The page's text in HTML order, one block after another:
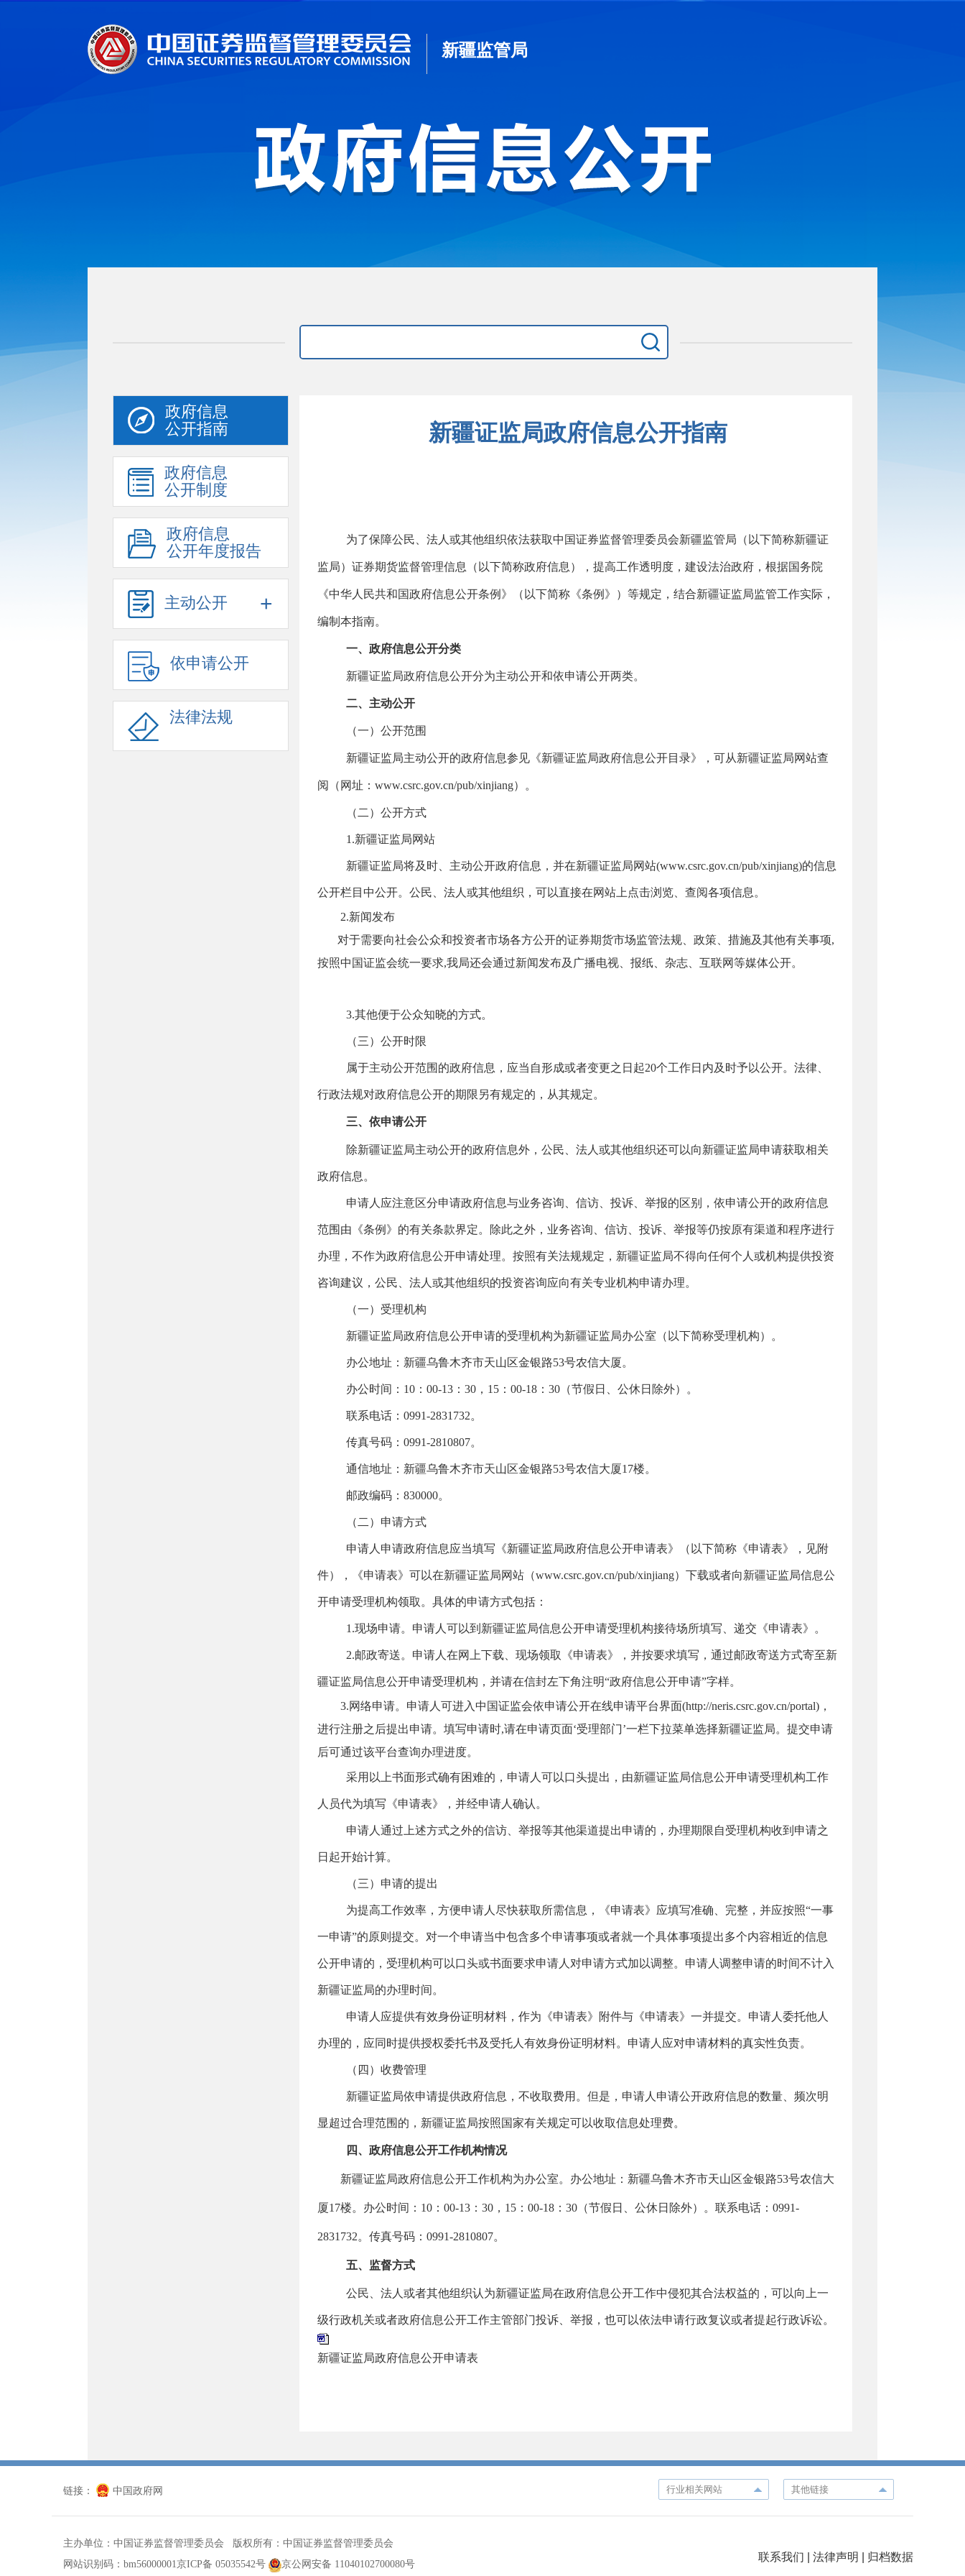
新疆监管局
政府信息
公开指南
政府信息
公开制度
政府信息
公开年度报告
主动公开 +
依申请公开
法律法规
新疆证监局政府信息公开指南
为了保障公民、法人或其他组织依法获取中国证券监督管理委员会新疆监管局 （以下简称新疆证
监局）证券期货监督管理信息（以下简称政府信息），提高工作透明度，建设法治政府，根据国务院
《中华人民共和国政府信息公开条例》（以下简称《条例》）等规定，结合新疆证监局监管工作实际，
编制本指南。
一、政府信息公开分类
新疆证监局政府信息公开分为主动公开和依申请公开两类。
二、主动公开
（一）公开范围
新疆证监局主动公开的政府信息参见 《新疆证监局政府信息公开目录》，可从新疆证监局网站查
阅（网址： www.csrc.gov.cn/pub/xinjiang） 。
（二）公开方式
1.新疆证监局网站
新疆证监局将及时、主动公开政府信息，并在新疆证监局网站(www.csrc.gov.cn/pub/xinjiang)的信息
公开栏目中公开。公民、法人或其他组织，可以直接在网站上点击浏览、查阅各项信息。
2.新闻发布
对于需要向社会公众和投资者市场各方公开的证券期货市场监管法规、政策、措施及其他有关事项,
按照中国证监会统一要求,我局还会通过新闻发布及广播电视、报纸、杂志、互联网等媒体公开。
3.其他便于公众知晓的方式。
（三）公开时限
属于主动公开范围的政府信息，应当自形成或者变更之日起20个工作日内及时予以公开。法律、
行政法规对政府信息公开的期限另有规定的，从其规定。
三、依申请公开
除新疆证监局主动公开的政府信息外，公民、法人或其他组织还可以向新疆证监局申请获取相关
政府信息。
申请人应注意区分申请政府信息与业务咨询、信访、投诉、举报的区别，依申请公开的政府信息
范围由《条例》的有关条款界定。除此之外，业务咨询、信访、投诉、举报等仍按原有渠道和程序进行
办理，不作为政府信息公开申请处理。按照有关法规规定， 新疆证监局不得向任何个人或机构提供投资
咨询建议，公民、法人或其他组织的投资咨询应向有关专业机构申请办理。
（一）受理机构
新疆证监局政府信息公开申请的受理机构为新疆证监局办公室 （以下简称受理机构）。
办公地址： 新疆乌鲁木齐市天山区金银路53号农信大厦。
办公时间： 10 ： 00-13 ： 30， 15 ： 00-18 ： 30 （节假日、公休日除外）。
联系电话： 0991-2831732。
传真号码： 0991-2810807。
通信地址： 新疆乌鲁木齐市天山区金银路53号农信大厦17楼。
邮政编码： 830000。
（二）申请方式
申请人申请政府信息应当填写《新疆证监局政府信息公开申请表》（以下简称《申请表》，见附
件），《申请表》可以在新疆证监局网站 （www.csrc.gov.cn/pub/xinjiang） 下载或者向新疆证监局信息公
开申请受理机构领取。具体的申请方式包括：
1.现场申请。申请人可以到 新疆证监局信息公开申请受理机构接待场所填写、递交《申请表》。
2.邮政寄送。申请人在网上下载、现场领取《申请表》，并按要求填写，通过邮政寄送方式寄至新
疆证监局信息公开申请受理机构，并请在信封左下角注明“政府信息公开申请”字样。
3.网络申请。申请人可进入中国证监会依申请公开在线申请平台界面(http://neris.csrc.gov.cn/portal)，
进行注册之后提出申请。 填写申请时,请在申请页面‘受理部门’一栏下拉菜单选择新疆证监局。提交申请
后可通过该平台查询办理进度。
采用以上书面形式确有困难的，申请人可以口头提出，由新疆证监局信息公开申请受理机构工作
人员代为填写《申请表》，并经申请人确认。
申请人通过上述方式之外的信访、举报等其他渠道提出申请的，办理期限自受理机构收到申请之
日起开始计算。
（三）申请的提出
为提高工作效率，方便申请人尽快获取所需信息，《申请表》应填写准确、完整，并应按照“一事
一申请”的原则提交。对一个申请当中包含多个申请事项或者就一个具体事项提出多个内容相近的信息
公开申请的，受理机构可以口头或书面要求申请人对申请方式加以调整。申请人调整申请的时间不计入
新疆证监局的办理时间。
申请人应提供有效身份证明材料，作为《申请表》附件与《申请表》一并提交。申请人委托他人
办理的，应同时提供授权委托书及受托人有效身份证明材料。申请人应对申请材料的真实性负责。
（四）收费管理
新疆证监局依申请提供政府信息，不收取费用。但是，申请人申请公开政府信息的数量、频次明
显超过合理范围的， 新疆证监局按照国家有关规定可以收取信息处理费。
四、政府信息公开工作机构情况
新疆证监局政府信息公开工作机构为办公室。办公地址： 新疆乌鲁木齐市天山区金银路53号农信大
厦17楼。办公时间： 10 ： 00-13 ： 30， 15 ： 00-18 ： 30 （节假日、公休日除外）。联系电话： 0991-
2831732。传真号码： 0991-2810807。
五、监督方式
公民、法人或者其他组织认为新疆证监局在政府信息公开工作中侵犯其合法权益的，可以向上一
级行政机关或者政府信息公开工作主管部门投诉、举报，也可以依法申请行政复议或者提起行政诉讼。
新疆证监局政府信息公开申请表
链接： 中国政府网
主办单位：中国证券监督管理委员会 版权所有：中国证券监督管理委员会
网站识别码：bm56000001京ICP备 05035542号 京公网安备 11040102700080号
联系我们 法律声明 归档数据